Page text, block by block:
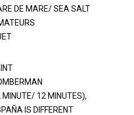
DE MARE/ SEA SALT
MINUTE/ 12 MINUTES),
IS DIFFERENT